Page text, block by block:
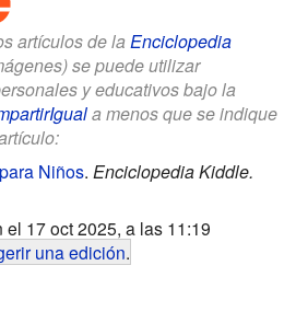
artículos de la Enciclopedia
se puede utilizar
y educativos bajo la
a menos que se indique
Niños. Enciclopedia Kiddle.
el 17 oct 2025, a las 11:19
una edición.